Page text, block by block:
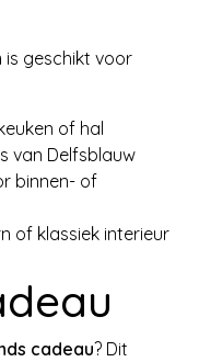
is geschikt voor
of hal
van Delfsblauw
binnen- of
of klassiek interieur
cadeau? Dit